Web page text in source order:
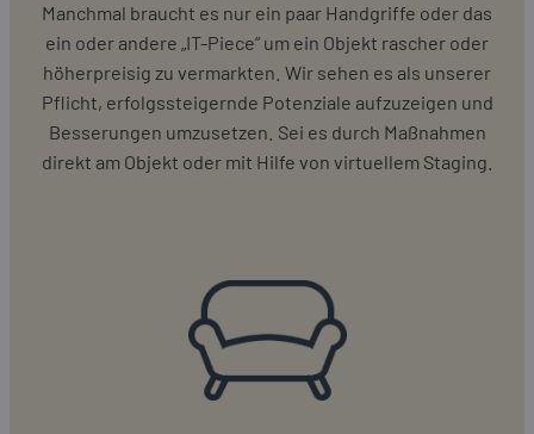
Manchmal braucht es nur ein paar Handgriffe oder das
ein oder andere „IT-Piece“ um ein Objekt rascher oder
höherpreisig zu vermarkten. Wir sehen es als unserer
Pflicht, erfolgssteigernde Potenziale aufzuzeigen und
Besserungen umzusetzen. Sei es durch Maßnahmen
direkt am Objekt oder mit Hilfe von virtuellem Staging.